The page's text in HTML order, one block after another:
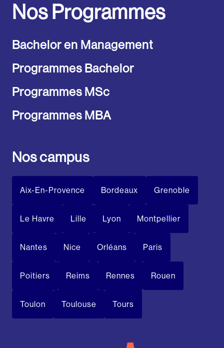
Nos Programmes
Bachelor en Management
Programmes Bachelor
Programmes MSc
Programmes MBA
Nos campus
Aix-En-Provence Bordeaux Grenoble
Le Havre Lille Lyon Montpellier
Nantes Nice Orléans Paris
Poitiers Reims Rennes Rouen
Toulon Toulouse Tours